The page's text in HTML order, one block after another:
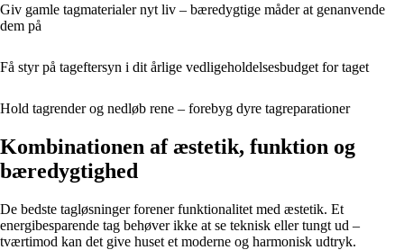
Giv gamle tagmaterialer nyt liv – bæredygtige måder at genanvende
dem på
Få styr på tageftersyn i dit årlige vedligeholdelsesbudget for taget
Hold tagrender og nedløb rene – forebyg dyre tagreparationer
Kombinationen af æstetik, funktion og
bæredygtighed
De bedste tagløsninger forener funktionalitet med æstetik. Et
energibesparende tag behøver ikke at se teknisk eller tungt ud –
tværtimod kan det give huset et moderne og harmonisk udtryk.